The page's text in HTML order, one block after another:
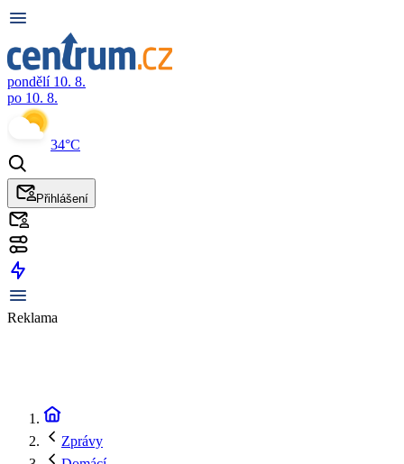
pondělí 10. 8.
po 10. 8.
34°C
Přihlášení
Reklama
Zprávy